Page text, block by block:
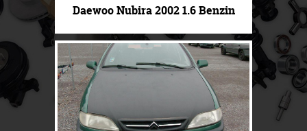
Daewoo Nubira 2002 1.6 Benzin